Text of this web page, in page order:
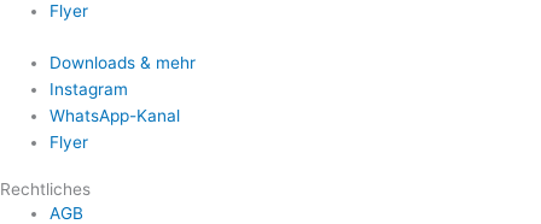
Flyer
Downloads & mehr
Instagram
WhatsApp-Kanal
Flyer
Rechtliches
AGB